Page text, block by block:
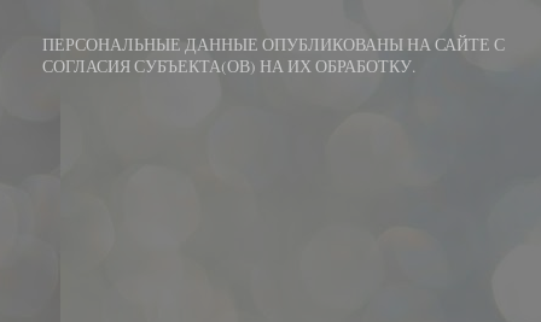
ПЕРСОНАЛЬНЫЕ ДАННЫЕ ОПУБЛИКОВАНЫ НА САЙТЕ С
СОГЛАСИЯ СУБЪЕКТА(ОВ) НА ИХ ОБРАБОТКУ.